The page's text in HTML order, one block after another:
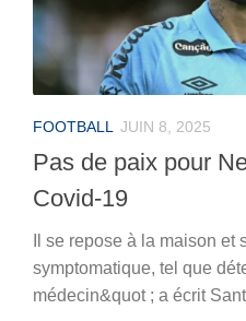
FOOTBALL JUIN 8, 2025
Pas de paix pour
Covid-19
Il se repose à la maison et
symptomatique, tel que
médecin&quot ; a écrit